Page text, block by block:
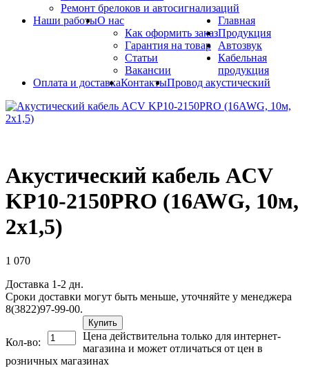
Ремонт брелоков и автосигнализаций
Наши работыО нас
Как оформить заказ
Гарантия на товар
Статьи
Вакансии
Оплата и доставкаКонтакты
Главная
Продукция
Автозвук
Кабельная
продукция
Провод акустический
Акустический кабель ACV
KP10-2150PRO (16AWG, 10м,
2х1,5)
1 070
Доставка 1-2 дн.
Сроки доставки могут быть меньше, уточняйте у менеджера
8(3822)97-99-00.
Кол-во:
Купить
Цена действительна только для интернет-
магазина и может отличаться от цен в
розничных магазинах